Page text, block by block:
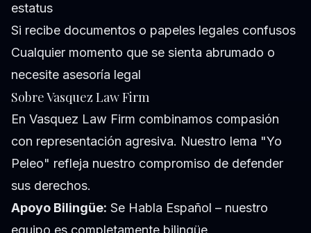
estatus
Si recibe documentos o papeles legales confusos
Cualquier momento que se sienta abrumado o
necesite asesoría legal
Sobre Vasquez Law Firm
En Vasquez Law Firm combinamos compasión
con representación agresiva. Nuestro lema "Yo
Peleo" refleja nuestro compromiso de defender
sus derechos.
Apoyo Bilingüe: Se Habla Español – nuestro